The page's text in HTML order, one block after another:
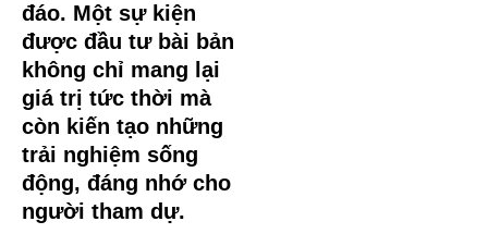
đáo. Một sự kiện
được đầu tư bài bản
không chỉ mang lại
giá trị tức thời mà
còn kiến tạo những
trải nghiệm sống
động, đáng nhớ cho
người tham dự.